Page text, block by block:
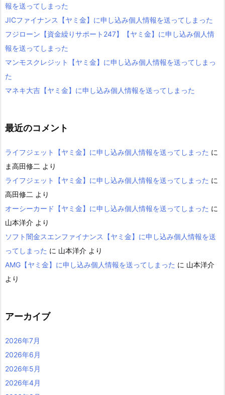
報を送ってしまった
JICファイナンス【ヤミ金】に申し込み個人情報を送ってしまった
フジローン【資金繰りサポート247】【ヤミ金】に申し込み個人情
報を送ってしまった
マンモスクレジット【ヤミ金】に申し込み個人情報を送ってしまっ
た
マネキ大吉【ヤミ金】に申し込み個人情報を送ってしまった
最近のコメント
ライフジェット【ヤミ金】に申し込み個人情報を送ってしまった に
ま高田修二 より
ライフジェット【ヤミ金】に申し込み個人情報を送ってしまった に
高田修二 より
オーシーカード【ヤミ金】に申し込み個人情報を送ってしまった に
山本洋介 より
ソフト闇金スエンファイナンス【ヤミ金】に申し込み個人情報を送
ってしまった に 山本洋介 より
AMG【ヤミ金】に申し込み個人情報を送ってしまった に 山本洋介
より
アーカイブ
2026年7月
2026年6月
2026年5月
2026年4月